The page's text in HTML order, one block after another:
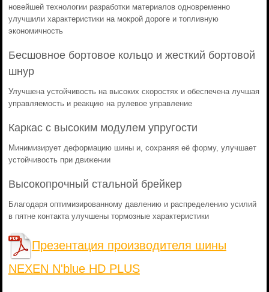
новейшей технологии разработки материалов одновременно
улучшили характеристики на мокрой дороге и топливную
экономичность
Бесшовное бортовое кольцо и жесткий бортовой
шнур
Улучшена устойчивость на высоких скоростях и обеспечена лучшая
управляемость и реакцию на рулевое управление
Каркас с высоким модулем упругости
Минимизирует деформацию шины и, сохраняя её форму, улучшает
устойчивость при движении
Высокопрочный стальной брейкер
Благодаря оптимизированному давлению и распределению усилий
в пятне контакта улучшены тормозные характеристики
Презентация производителя шины
NEXEN N'blue HD PLUS